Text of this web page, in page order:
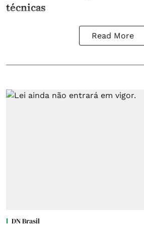
técnicas
Read More
DN Brasil